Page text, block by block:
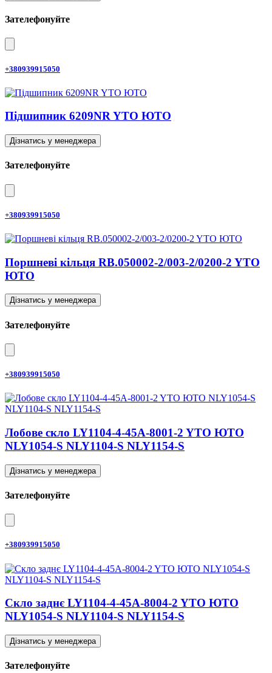
Зателефонуйте
+380939915050
Підшипник 6209NR YTO ЮТО
Дізнатись у менеджера
Зателефонуйте
+380939915050
Поршневі кільця RB.050002-2/003-2/0200-2 YTO
ЮТО
Дізнатись у менеджера
Зателефонуйте
+380939915050
Лобове скло LY1104-4-45A-8001-2 YTO ЮТО
NLY1054-S NLY1104-S NLY1154-S
Дізнатись у менеджера
Зателефонуйте
+380939915050
Скло заднє LY1104-4-45A-8004-2 YTO ЮТО
NLY1054-S NLY1104-S NLY1154-S
Дізнатись у менеджера
Зателефонуйте